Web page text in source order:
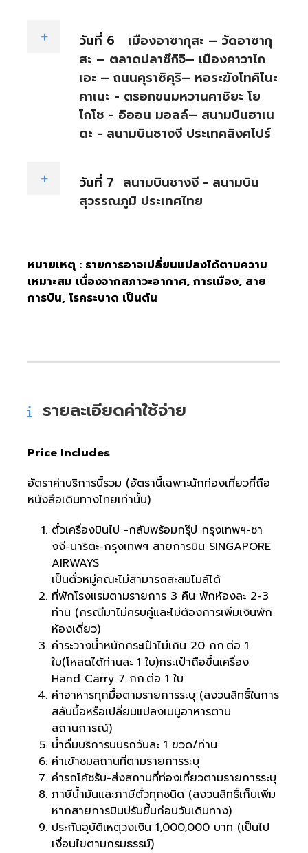
วันที่ 6
เมืองอาซากุสะ – วัดอาซากุ
สะ – ตลาดปลาซึกิจิ– เมืองคาวาโก
เอะ – ถนนคุราซึคุริ– หอระฆังโทคิโนะ
คาเนะ - ตรอกขนมหวานคาชิยะ โย
โกโช - อิออน มอลล์– สนามบินฮาเน
ดะ - สนามบินชางงี ประเทศสิงคโปร์
วันที่ 7 สนามบินชางงี - สนามบิน
สุวรรณภูมิ ประเทศไทย
หมายเหตุ : รายการอาจเปลี่ยนแปลงได้ตามความ
เหมาะสม เนื่องจากสภาวะอากาศ, การเมือง, สาย
การบิน, โรคระบาด เป็นต้น
รายละเอียดค่าใช้จ่าย
Price Includes
อัตราค่าบริการนี้รวม (อัตรานี้เฉพาะนักท่องเที่ยวที่ถือ
หนังสือเดินทางไทยเท่านั้น)
ตั๋วเครื่องบินไป -กลับพร้อมกรุ๊ป กรุงเทพฯ-ชา
งงี-นาริตะ-กรุงเทพฯ สายการบิน SINGAPORE
AIRWAYS
เป็นตั๋วหมู่คณะไม่สามารถสะสมไมล์ได้
ที่พักโรงแรมตามรายการ 3 คืน พักห้องละ 2-3
ท่าน (กรณีมาไม่ครบคู่และไม่ต้องการเพิ่มเงินพัก
ห้องเดี่ยว)
ค่าระวางน้ำหนักกระเป๋าไม่เกิน 20 กก.ต่อ 1
ใบ(โหลดได้ท่านละ 1 ใบ)กระเป๋าถือขึ้นเครื่อง
Hand Carry 7 กก.ต่อ 1 ใบ
ค่าอาหารทุกมื้อตามรายการระบุ (สงวนสิทธิ์ในการ
สลับมื้อหรือเปลี่ยนแปลงเมนูอาหารตาม
สถานการณ์)
น้ำดื่มบริการบนรถวันละ 1 ขวด/ท่าน
ค่าเข้าชมสถานที่ตามรายการระบุ
ค่ารถโค้ชรับ-ส่งสถานที่ท่องเที่ยวตามรายการระบุ
ภาษีน้ำมันและภาษีตั๋วทุกชนิด (สงวนสิทธิ์เก็บเพิ่ม
หากสายการบินปรับขึ้นก่อนวันเดินทาง)
ประกันอุบัติเหตุวงเงิน 1,000,000 บาท (เป็นไป
เงื่อนไขตามกรมธรรม์)